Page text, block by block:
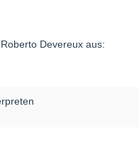
Devereux aus: